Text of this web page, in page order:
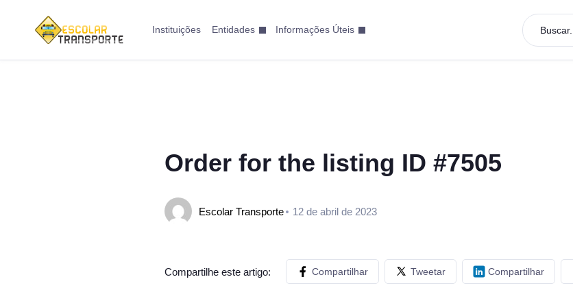
Instituições Entidades Informações Úteis Buscar...
Order for the listing ID #7505
Escolar Transporte 12 de abril de 2023
Compartilhe este artigo: Compartilhar Tweetar Compartilhar